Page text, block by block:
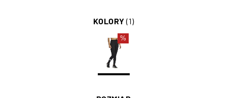
KOLORY (1)
%